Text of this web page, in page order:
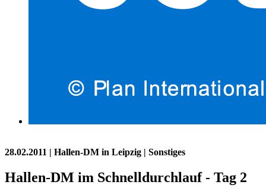
28.02.2011 | Hallen-DM in Leipzig | Sonstiges
Hallen-DM im Schnelldurchlauf - Tag 2